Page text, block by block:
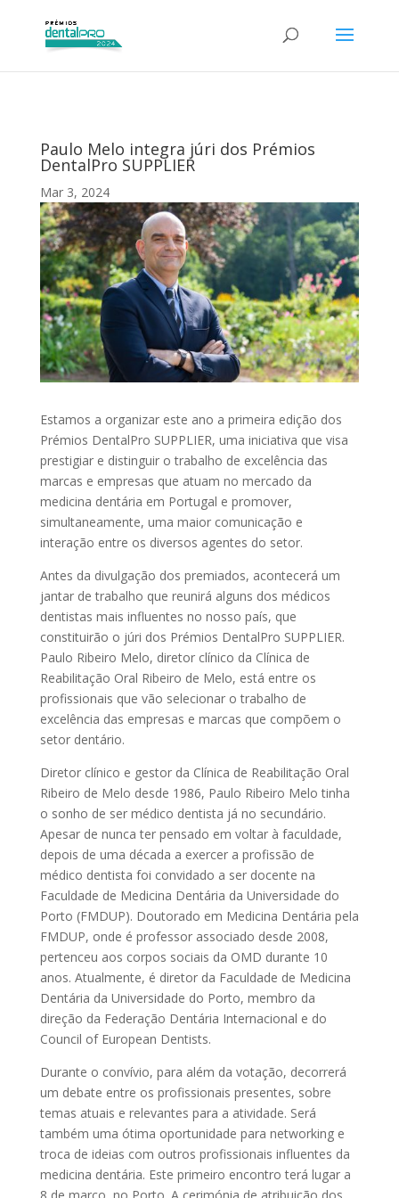
Paulo Melo integra júri dos Prémios
DentalPro SUPPLIER
Mar 3, 2024
Estamos a organizar este ano a primeira edição dos
Prémios DentalPro SUPPLIER, uma iniciativa que visa
prestigiar e distinguir o trabalho de excelência das
marcas e empresas que atuam no mercado da
medicina dentária em Portugal e promover,
simultaneamente, uma maior comunicação e
interação entre os diversos agentes do setor.
Antes da divulgação dos premiados, acontecerá um
jantar de trabalho que reunirá alguns dos médicos
dentistas mais influentes no nosso país, que
constituirão o júri dos Prémios DentalPro SUPPLIER.
Paulo Ribeiro Melo, diretor clínico da Clínica de
Reabilitação Oral Ribeiro de Melo, está entre os
profissionais que vão selecionar o trabalho de
excelência das empresas e marcas que compõem o
setor dentário.
Diretor clínico e gestor da Clínica de Reabilitação Oral
Ribeiro de Melo desde 1986, Paulo Ribeiro Melo tinha
o sonho de ser médico dentista já no secundário.
Apesar de nunca ter pensado em voltar à faculdade,
depois de uma década a exercer a profissão de
médico dentista foi convidado a ser docente na
Faculdade de Medicina Dentária da Universidade do
Porto (FMDUP). Doutorado em Medicina Dentária pela
FMDUP, onde é professor associado desde 2008,
pertenceu aos corpos sociais da OMD durante 10
anos. Atualmente, é diretor da Faculdade de Medicina
Dentária da Universidade do Porto, membro da
direção da Federação Dentária Internacional e do
Council of European Dentists.
Durante o convívio, para além da votação, decorrerá
um debate entre os profissionais presentes, sobre
temas atuais e relevantes para a atividade. Será
também uma ótima oportunidade para networking e
troca de ideias com outros profissionais influentes da
medicina dentária. Este primeiro encontro terá lugar a
8 de março, no Porto. A cerimónia de atribuição dos